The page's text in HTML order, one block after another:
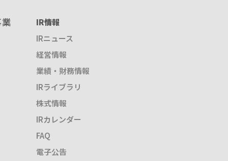
IR情報
IRニュース
経営情報
業績・財務情報
IRライブラリ
株式情報
IRカレンダー
FAQ
電子公告